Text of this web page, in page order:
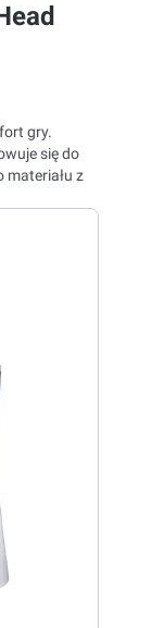
gry.
się do
materiału z